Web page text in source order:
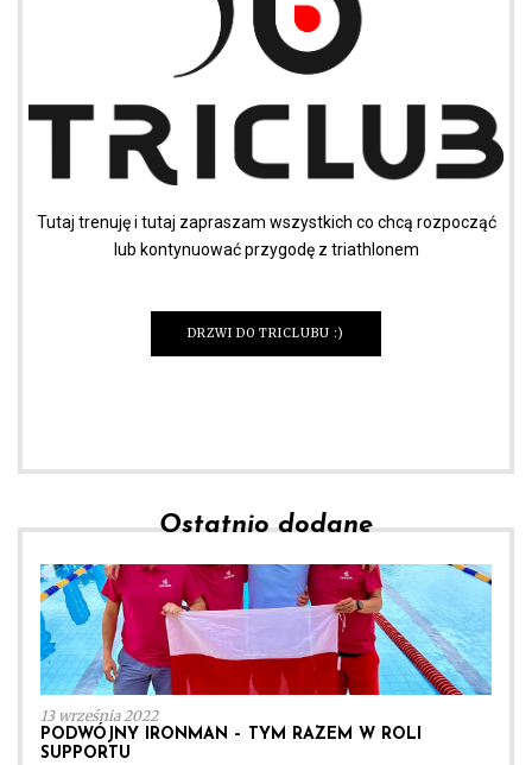
Tutaj trenuję i tutaj zapraszam wszystkich co chcą rozpocząć
lub kontynuować przygodę z triathlonem
DRZWI DO TRICLUBU :)
Ostatnio dodane
13 września 2022
PODWÓJNY IRONMAN – TYM RAZEM W ROLI
SUPPORTU